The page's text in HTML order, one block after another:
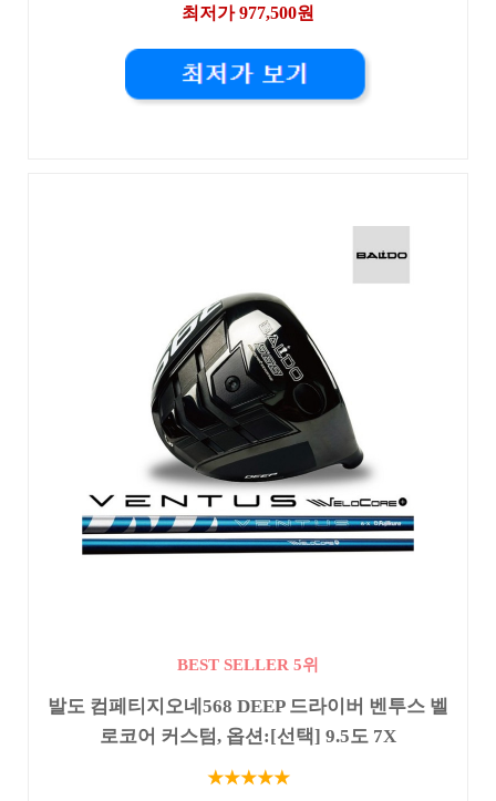
최저가 977,500원
BEST SELLER 5위
발도 컴페티지오네568 DEEP 드라이버 벤투스 벨
로코어 커스텀, 옵션:[선택] 9.5도 7X
★★★★★